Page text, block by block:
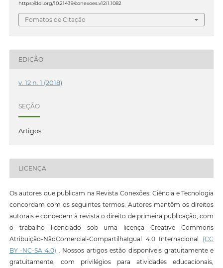
https://doi.org/10.21439/conexoes.v12i1.1082
Fomatos de Citação
EDIÇÃO
v. 12 n. 1 (2018)
SEÇÃO
Artigos
LICENÇA
Os autores que publicam na Revista Conexões: Ciência e Tecnologia
concordam com os seguintes termos: Autores mantêm os direitos
autorais e concedem à revista o direito de primeira publicação, com
o trabalho licenciado sob uma licença Creative Commons
Atribuição-NãoComercial-CompartilhaIgual 4.0 Internacional (CC
BY -NC-SA 4.0) . Nossos artigos estão disponíveis gratuitamente e
gratuitamente, com privilégios para atividades educacionais,